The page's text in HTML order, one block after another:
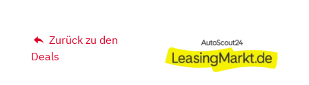
Zurück zu den
Deals